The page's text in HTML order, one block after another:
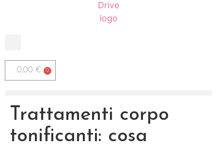
0,00 €
Trattamenti corpo
tonificanti: cosa